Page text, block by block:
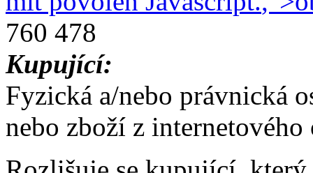
760 478
Kupující:
Fyzická a/nebo právnická
nebo zboží z